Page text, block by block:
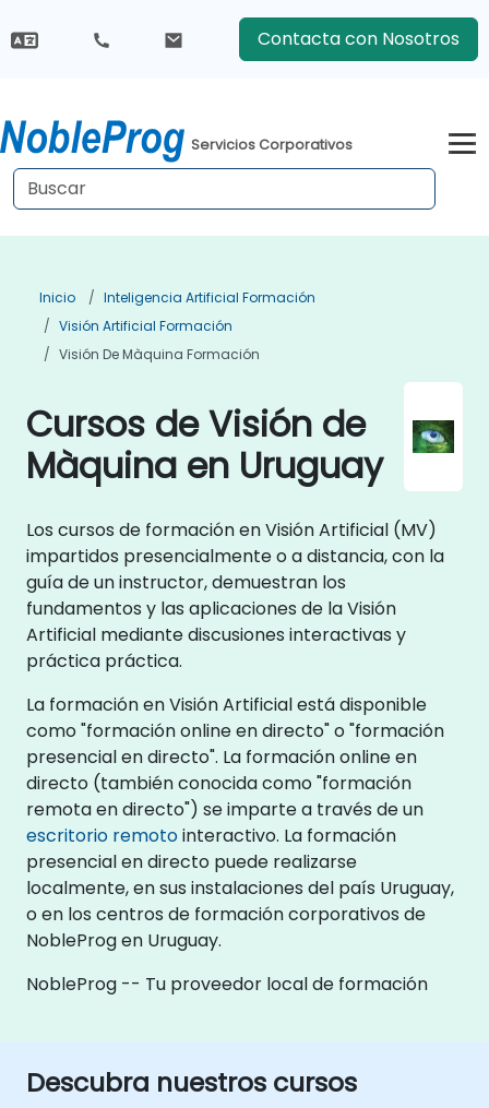
Contacta con Nosotros
Servicios Corporativos
Inicio
Inteligencia Artificial Formación
Visión Artificial Formación
Visión De Màquina Formación
Cursos de Visión de
Màquina en Uruguay
Los cursos de formación en Visión Artificial (MV)
impartidos presencialmente o a distancia, con la
guía de un instructor, demuestran los
fundamentos y las aplicaciones de la Visión
Artificial mediante discusiones interactivas y
práctica práctica.
La formación en Visión Artificial está disponible
como "formación online en directo" o "formación
presencial en directo". La formación online en
directo (también conocida como "formación
remota en directo") se imparte a través de un
escritorio remotointeractivo. La formación
presencial en directo puede realizarse
localmente, en sus instalaciones del país Uruguay,
o en los centros de formación corporativos de
NobleProg en Uruguay.
NobleProg -- Tu proveedor local de formación
Descubra nuestros cursos